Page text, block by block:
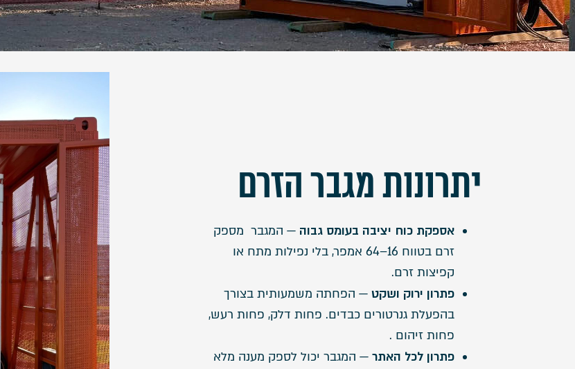
יתרונות מגבר הזרם
אספקת כוח יציבה בעומס גבוה — המגבר מספק
זרם בטווח 16–64 אמפר, בלי נפילות מתח או
קפיצות זרם.
פתרון ירוק ושקט — הפחתה משמעותית בצורך
בהפעלת גנרטורים כבדים. פחות דלק, פחות רעש,
פחות זיהום .
פתרון לכל האתר — המגבר יכול לספק מענה מלא